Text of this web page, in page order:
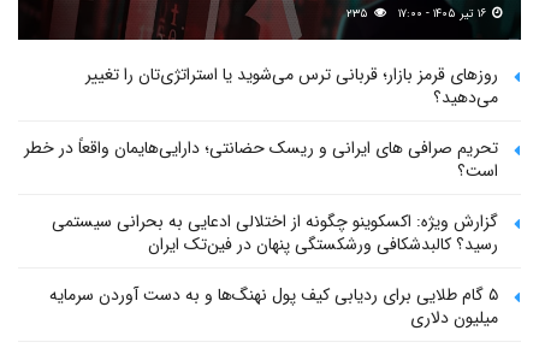
۲۳۵
روزهای قرمز بازار؛ قربانی ترس می‌شوید یا استراتژی‌تان را تغییر
می‌دهید؟
تحریم صرافی های ایرانی و ریسک حضانتی؛ دارایی‌هایمان واقعاً در خطر
است؟
گزارش ویژه: اکسکوینو چگونه از اختلالی ادعایی به بحرانی سیستمی
رسید؟ کالبدشکافی ورشکستگی پنهان در فین‌تک ایران
۵ گام طلایی برای ردیابی کیف پول‌ نهنگ‌ها و به دست آوردن سرمایه
میلیون دلاری